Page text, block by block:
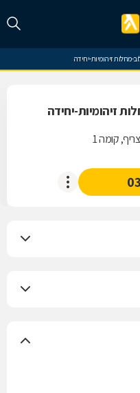
מחלות זיהומיות-יחידה
זיהומיות-יחידה